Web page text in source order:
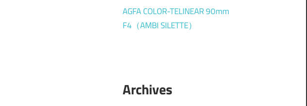
AGFA COLOR-TELINEAR 90mm
F4（AMBI SILETTE）
Archives